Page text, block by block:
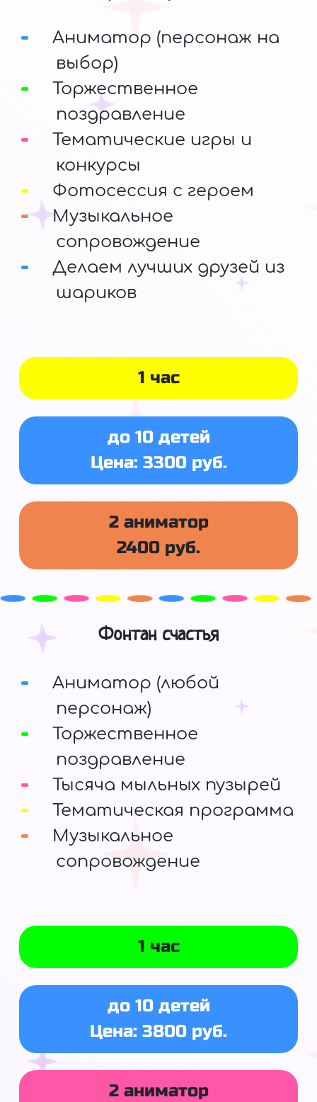
1 час
до 10 детей
Цена: 3300 руб.
2 аниматор
2400 руб.
Аниматор (персонаж на
выбор)
Торжественное
поздравление
Тематические игры и
конкурсы
Фотосессия с героем
Музыкальное
сопровождение
Делаем лучших друзей из
шариков
Фонтан счастья
Аниматор (любой
персонаж)
Торжественное
поздравление
Тысяча мыльных пузырей
Тематическая программа
Музыкальное
сопровождение
1 час
до 10 детей
Цена: 3800 руб.
2 аниматор